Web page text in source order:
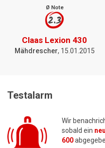
Ø Note
2.3
Claas Lexion 430
Mähdrescher, 15.01.2015
Testalarm
Wir
sobald ein
600